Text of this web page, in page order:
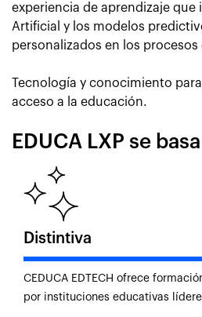
experiencia de aprendizaje que
Artificial y los modelos
personalizados en los procesos
Tecnología y conocimiento
acceso a la educación.
EDUCA LXP se
Distintiva
CEDUCA EDTECH ofrece
por instituciones educativas